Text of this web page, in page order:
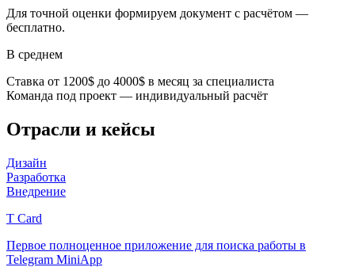
Для точной оценки формируем документ с расчётом —
бесплатно.
В среднем
Cтавка от 1200$ до 4000$ в месяц за специалиста
Команда под проект — индивидуальный расчёт
Отрасли и кейсы
Дизайн
Разработка
Внедрение
T Card
Первое полноценное приложение для поиска работы в
Telegram MiniApp